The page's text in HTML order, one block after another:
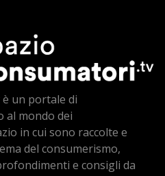
un portale di
al mondo dei
in cui sono raccolte e
del consumerismo,
e consigli da